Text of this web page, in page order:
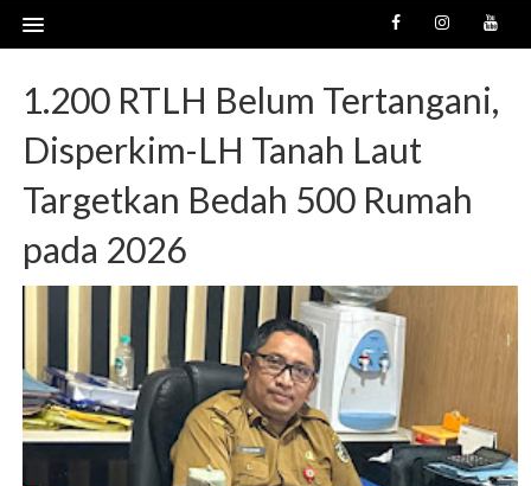
1.200 RTLH Belum Tertangani,
Disperkim-LH Tanah Laut
Targetkan Bedah 500 Rumah
pada 2026